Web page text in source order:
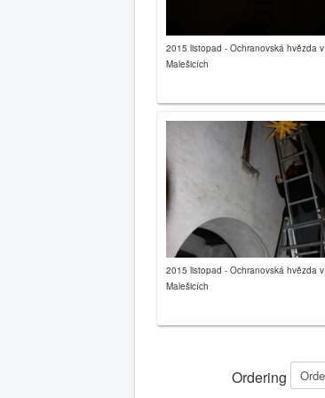
2015 listopad - Ochranovská hvězda v
Malešicích
2015 listopad - Ochranovská hvězda v
Malešicích
Ordering